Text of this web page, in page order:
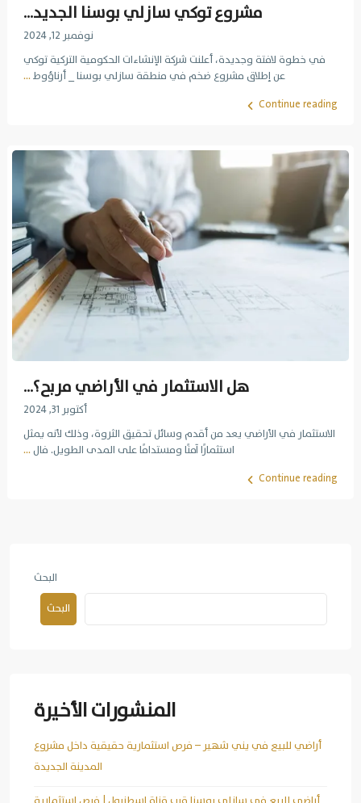
مشروع توكي سازلي بوسنا الجديد...
نوفمبر 12, 2024
في خطوة لافتة وجديدة، أعلنت شركة الإنشاءات الحكومية التركية توكي
عن إطلاق مشروع ضخم في منطقة سازلي بوسنا _ أرناؤوط...
Continue reading
هل الاستثمار في الأراضي مربح؟...
أكتوبر 31, 2024
الاستثمار في الأراضي يعد من أقدم وسائل تحقيق الثروة، وذلك لأنه يمثل
استثمارًا آمنًا ومستدامًا على المدى الطويل. فال...
Continue reading
البحث
البحث
المنشورات الأخيرة
أراضي للبيع في يني شهير – فرص استثمارية حقيقية داخل مشروع
المدينة الجديدة